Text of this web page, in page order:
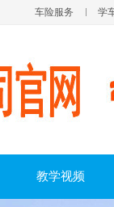
车险服务 学
教学视频